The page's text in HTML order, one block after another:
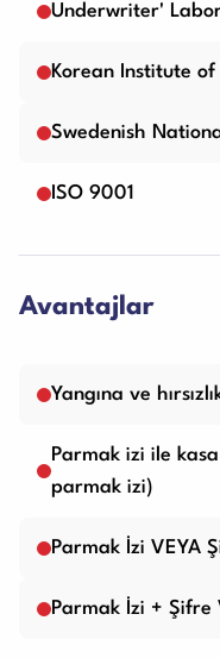
Underwriter'
Korean Institute
Swedenish
ISO 9001
Avantajlar
Yangına ve
Parmak izi ile
parmak izi)
Parmak İzi VEYA
Parmak İzi + Şifre